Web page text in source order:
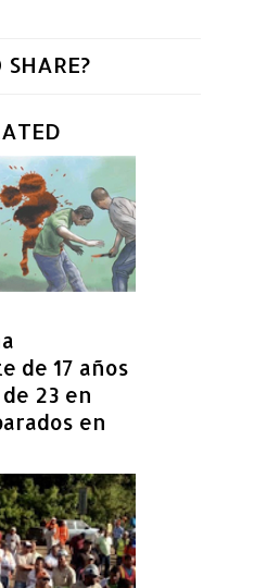
SHARE?
de 17 años
23 en
en